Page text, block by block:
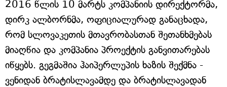
2016 წლის 10 მარტს კომპანიის დირექტორმა,
დირკ ალბორნმა, ოფიციალურად განაცხადა,
რომ სლოვაკეთის მთავრობასთან შეთანხმებას
მიაღწია და კომპანია პროექტის განვითარებას
იწყებს. გეგმაშია ჰაიპერლუპის ხაზის შექმნა -
ვენიდან ბრატისლავამდე და ბრატისლავადან